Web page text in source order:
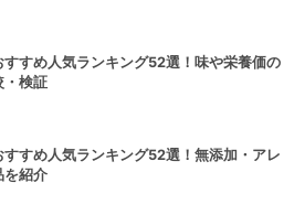
すすめ人気ランキング52選！味や栄養価の
・検証
すすめ人気ランキング52選！無添加・アレ
を紹介